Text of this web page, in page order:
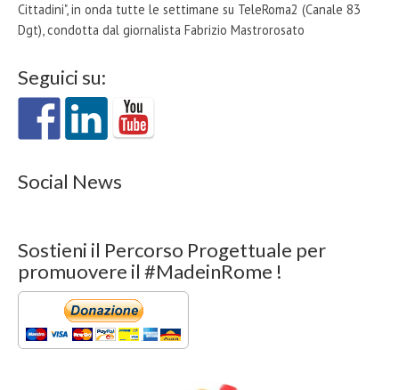
Cittadini", in onda tutte le settimane su TeleRoma2 (Canale 83
Dgt), condotta dal giornalista Fabrizio Mastrorosato
Seguici su:
Social News
Sostieni il Percorso Progettuale per
promuovere il #MadeinRome !